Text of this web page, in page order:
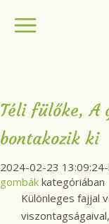
Téli fülőke, A
bontakozik ki
2024-02-23
gombák kategóriában
Különleges fajjal